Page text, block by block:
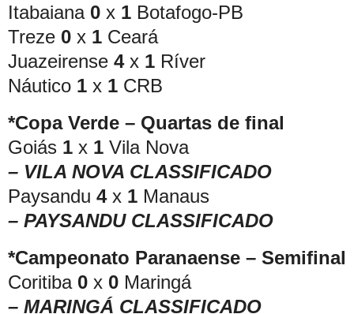
Itabaiana 0 x 1 Botafogo-PB
Treze 0 x 1 Ceará
Juazeirense 4x 1 Ríver
Náutico 1 x 1 CRB
*Copa Verde – Quartas de final
Goiás 1 x 1 Vila Nova
– VILA NOVA CLASSIFICADO
Paysandu 4x 1 Manaus
– PAYSANDU CLASSIFICADO
*Campeonato Paranaense – Semifinal
Coritiba 0 x 0 Maringá
– MARINGÁ CLASSIFICADO